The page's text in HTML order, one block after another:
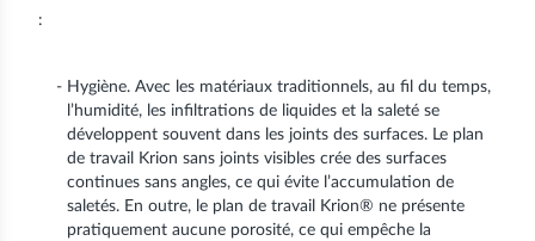
:
Hygiène. Avec les matériaux traditionnels, au fil du temps,
l’humidité, les infiltrations de liquides et la saleté se
développent souvent dans les joints des surfaces. Le plan
de travail Krion sans joints visibles crée des surfaces
continues sans angles, ce qui évite l’accumulation de
saletés. En outre, le plan de travail Krion® ne présente
pratiquement aucune porosité, ce qui empêche la